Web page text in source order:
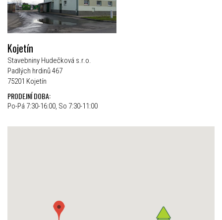
Kojetín
Stavebniny Hudečková s.r.o.
Padlých hrdinů 467
75201 Kojetín
PRODEJNÍ DOBA:
Po-Pá 7:30-16:00, So 7:30-11:00